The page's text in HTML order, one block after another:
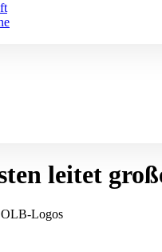
leitet
OLB-Logos